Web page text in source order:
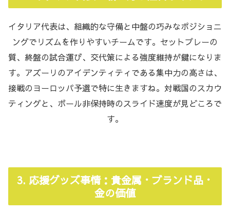
イタリア代表は、組織的な守備と中盤の巧みなポジショニ
ングでリズムを作りやすいチームです。セットプレーの
質、終盤の試合運び、交代策による強度維持が鍵になりま
す。アズーリのアイデンティティである集中力の高さは、
接戦のヨーロッパ予選で特に生きますね。対戦国のスカウ
ティングと、ボール非保持時のスライド速度が見どころで
す。
3. 応援グッズ事情：貴金属・ブランド品・
金の価値